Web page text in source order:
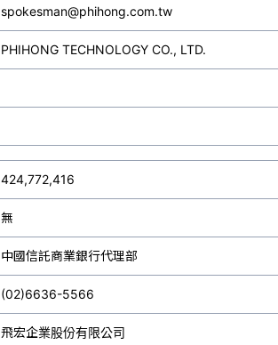
spokesman@phihong.com.tw
PHIHONG TECHNOLOGY CO., LTD.
424,772,416
無
中國信託商業銀行代理部
(02)6636-5566
飛宏企業股份有限公司